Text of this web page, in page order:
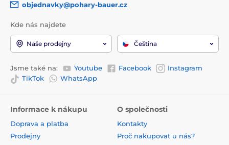
objednavky@pohary-bauer.cz
Kde nás najdete
Naše prodejny Čeština
Jsme také na: Youtube Facebook
Instagram
TikTok
WhatsApp
Informace k nákupu
Doprava a platba
Prodejny
O společnosti
Kontakty
Proč nakupovat u nás?